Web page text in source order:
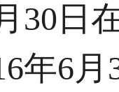
30日
年6